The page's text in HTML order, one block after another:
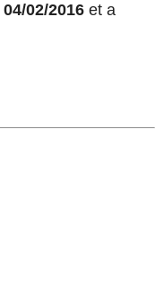
04/02/2016 et a